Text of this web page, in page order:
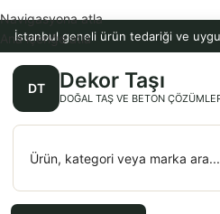
İstanbul geneli ürün tedariği ve
DT Dekor Taşı
DOĞAL TAŞ VE BETON
Navigasyona atla
Ana içeriğe atla